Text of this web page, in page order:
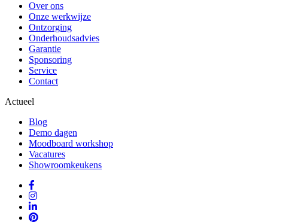
Over ons
Onze werkwijze
Ontzorging
Onderhoudsadvies
Garantie
Sponsoring
Service
Contact
Actueel
Blog
Demo dagen
Moodboard workshop
Vacatures
Showroomkeukens